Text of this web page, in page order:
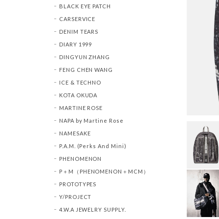
BLACK EYE PATCH
CARSERVICE
DENIM TEARS
DIARY 1999
DINGYUN ZHANG
FENG CHEN WANG
ICE & TECHNO
KOTA OKUDA
MARTINE ROSE
NAPA by Martine Rose
NAMESAKE
P.A.M. (Perks And Mini)
PHENOMENON
P＋M（PHENOMENON＋MCM）
PROTOTYPES
Y/PROJECT
4.W.A JEWELRY SUPPLY.